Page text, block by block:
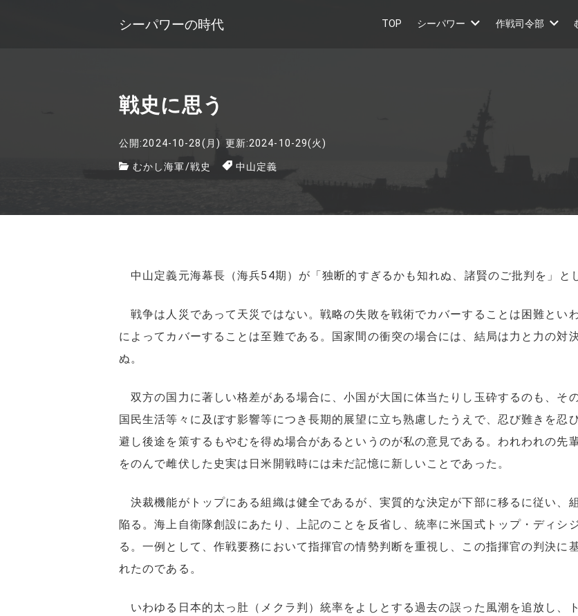
シーパワーの時代 TOP シーパワー 作戦司令部
戦史に思う
公開:2024-10-28(月) 更新:2024-10-29(火)
むかし海軍/戦史 中山定義
中山定義元海幕長（海兵54期）が「独断的すぎるかも知れぬ、諸賢のご批判を」と
戦争は人災であって天災ではない。戦略の失敗を戦術でカバーすることは困難とい
によってカバーすることは至難である。国家間の衝突の場合には、結局は力と力の対
ぬ。
双方の国力に著しい格差がある場合に、小国が大国に体当たりし玉砕するのも、そ
国民生活等々に及ぼす影響等につき長期的展望に立ち熟慮したうえで、忍び難きを忍
避し後途を策するもやむを得ぬ場合があるというのが私の意見である。われわれの先
をのんで雌伏した史実は日米開戦時には未だ記憶に新しいことであった。
決裁機能がトップにある組織は健全であるが、実質的な決定が下部に移るに従い、
陥る。海上自衛隊創設にあたり、上記のことを反省し、統率に米国式トップ・ディシ
る。一例として、作戦要務において指揮官の情勢判断を重視し、この指揮官の判決に
れたのである。
いわゆる日本的太っ肚（メクラ判）統率をよしとする過去の誤った風潮を追放し、